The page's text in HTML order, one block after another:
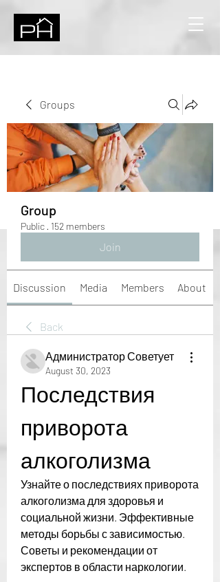
Groups
Group
Public · 152 members
Join
Discussion Media Members About
Back
Администратор Советует
August 30, 2023
Последствия
приворота
алкоголизма
Узнайте о последствиях приворота
алкоголизма для здоровья и
социальной жизни. Эффективные
методы борьбы с зависимостью.
Советы и рекомендации от
экспертов в области наркологии.